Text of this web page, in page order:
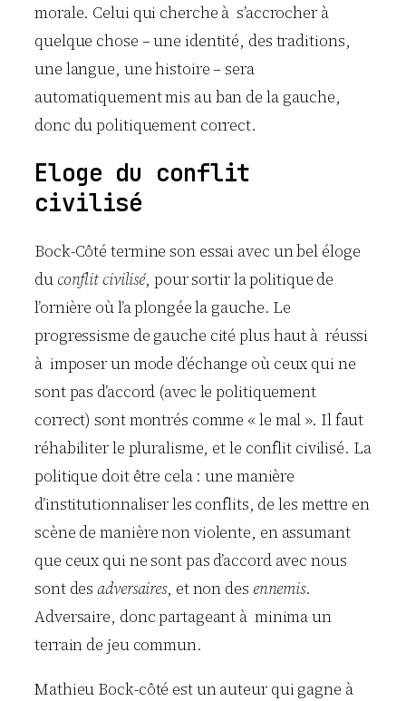
morale. Celui qui cherche à s’accrocher à
quelque chose – une identité, des traditions,
une langue, une histoire – sera
automatiquement mis au ban de la gauche,
donc du politiquement correct.
Eloge du conflit
civilisé
Bock-Côté termine son essai avec un bel éloge
du conflit civilisé, pour sortir la politique de
l’ornière où l’a plongée la gauche. Le
progressisme de gauche cité plus haut à réussi
à imposer un mode d’échange où ceux qui ne
sont pas d’accord (avec le politiquement
correct) sont montrés comme « le mal ». Il faut
réhabiliter le pluralisme, et le conflit civilisé. La
politique doit être cela : une manière
d’institutionnaliser les conflits, de les mettre en
scène de manière non violente, en assumant
que ceux qui ne sont pas d’accord avec nous
sont desadversaires, et non des ennemis.
Adversaire, donc partageant à minima un
terrain de jeu commun.
Mathieu Bock-côté est un auteur qui gagne à